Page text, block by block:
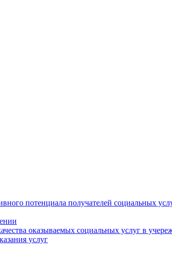
потенциала получателей социальных
оказываемых социальных услуг в
услуг